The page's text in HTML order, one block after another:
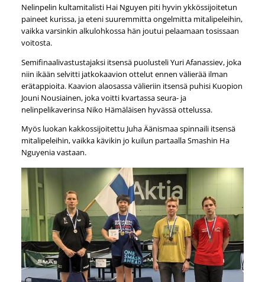
Nelinpelin kultamitalisti Hai Nguyen piti hyvin ykkössijoitetun
paineet kurissa, ja eteni suuremmitta ongelmitta mitalipeleihin,
vaikka varsinkin alkulohkossa hän joutui pelaamaan tosissaan
voitosta.
Semifinaalivastustajaksi itsensä puolusteli Yuri Afanassiev, joka
niin ikään selvitti jatkokaavion ottelut ennen välierää ilman
erätappioita. Kaavion alaosassa välieriin itsensä puhisi Kuopion
Jouni Nousiainen, joka voitti kvartassa seura- ja
nelinpelikaverinsa Niko Hämäläisen hyvässä ottelussa.
Myös luokan kakkossijoitettu Juha Äänismaa spinnaili itsensä
mitalipeleihin, vaikka kävikin jo kuilun partaalla Smashin Ha
Nguyenia vastaan.